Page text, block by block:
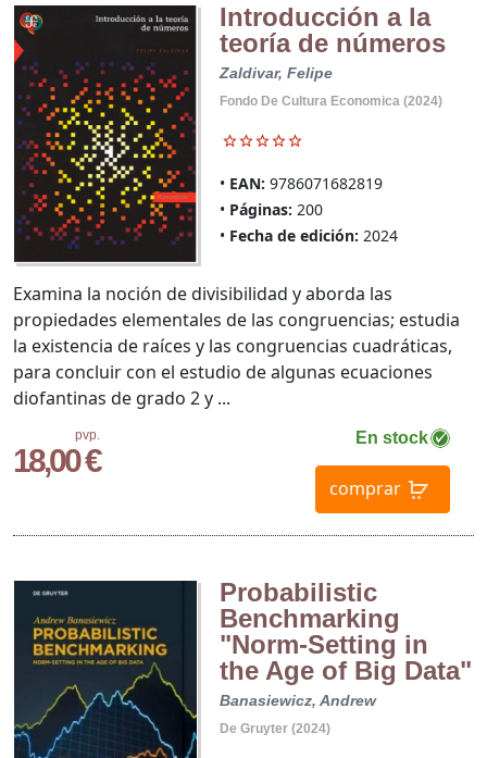
Introducción a la
teoría de números
Zaldivar, Felipe
Fondo De Cultura Economica (2024)
EAN: 9786071682819
Páginas: 200
Fecha de edición: 2024
pvp.
18,00 €
En stock
comprar
Examina la noción de divisibilidad y aborda las
propiedades elementales de las congruencias; estudia
la existencia de raíces y las congruencias cuadráticas,
para concluir con el estudio de algunas ecuaciones
diofantinas de grado 2 y ...
Probabilistic
Benchmarking
"Norm-Setting in
the Age of Big Data"
Banasiewicz, Andrew
De Gruyter (2024)